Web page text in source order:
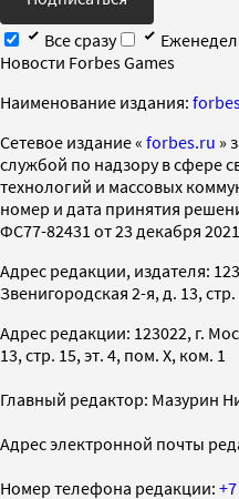
Все сразу
Новости Forbes Games
Наименование издания:
Cетевое издание « forbes.ru »
службой по надзору в сфере
технологий и массовых
номер и дата принятия
ФС77-82431 от 23 декабря 2021
Адрес редакции, издателя:
Звенигородская 2-я, д. 13, стр.
Адрес редакции: 123022, г.
13, стр. 15, эт. 4, пом. X, ком. 1
Главный редактор: Мазурин
Адрес электронной почты
Номер телефона редакции: